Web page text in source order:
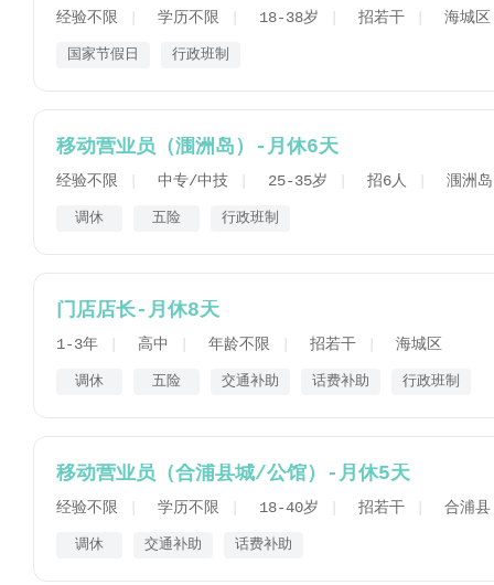
经验不限 学历不限 18-38岁 招若干 海城区
国家节假日 行政班制
移动营业员（涠洲岛）-月休6天
经验不限 中专/中技 25-35岁 招6人 涠洲岛
调休 五险 行政班制
门店店长-月休8天
1-3年 高中 年龄不限 招若干 海城区
调休 五险 交通补助 话费补助 行政班制
移动营业员（合浦县城/公馆）-月休5天
经验不限 学历不限 18-40岁 招若干 合浦
调休 交通补助 话费补助